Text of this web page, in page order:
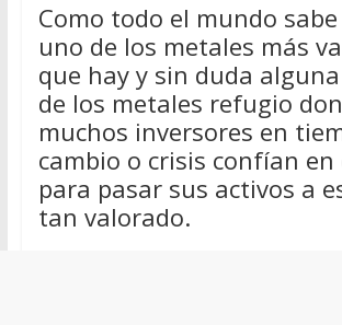
Como todo el mundo sabe
uno de los metales más
que hay y sin duda
de los metales refugio
muchos inversores en
cambio o crisis confían en
para pasar sus activos a
tan valorado.